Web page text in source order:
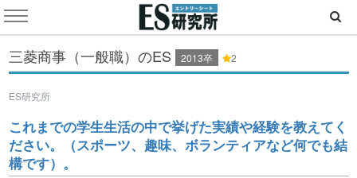
三菱商事（一般職）のES 2013卒 2
ES研究所
これまでの学生生活の中で挙げた実績や経験を教えてく
ださい。（スポーツ、趣味、ボランティアなど何でも結
構です）。